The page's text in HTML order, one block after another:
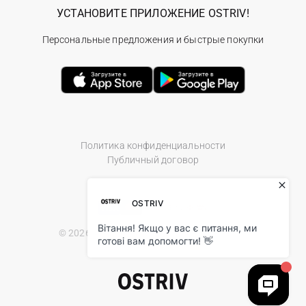
Политика конфиденциальности
Публичный договор
© 2026 Ostriv.ua Store. All Rights Reserved.
УСТАНОВИТЕ ПРИЛОЖЕНИЕ OSTRIV!
Персональные предложения и быстрые покупки